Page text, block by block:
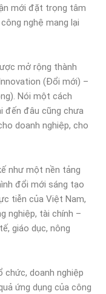
mới đặt trọng tâm
nghệ mang lại
mở rộng thành
(Đổi mới) –
Nói một cách
đến đâu cũng chưa
doanh nghiệp, cho
như một nền tảng
đổi mới sáng tạo
tiễn của Việt Nam,
nghiệp, tài chính –
giáo dục, nông
doanh nghiệp
ứng dụng của công